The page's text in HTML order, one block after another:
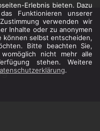
Erlebnis bieten. Dazu
Funktionieren unserer
verwenden wir
Inhalte oder zu anonymen
können selbst entscheiden,
Bitte beachten Sie,
nicht mehr alle
stehen. Weitere
.